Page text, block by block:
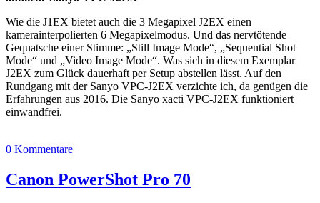
Wie die J1EX bietet auch die 3 Megapixel J2EX einen
kamerainterpolierten 6 Megapixelmodus. Und das nervtötende
Gequatsche einer Stimme: „Still Image Mode“, „Sequential Shot
Mode“ und „Video Image Mode“. Was sich in diesem Exemplar
J2EX zum Glück dauerhaft per Setup abstellen lässt. Auf den
Rundgang mit der Sanyo VPC-J2EX verzichte ich, da genügen die
Erfahrungen aus 2016. Die Sanyo xacti VPC-J2EX funktioniert
einwandfrei.
0 Kommentare
Canon PowerShot Pro 70